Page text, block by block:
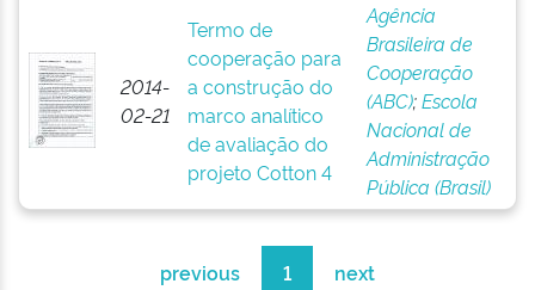
2014-
02-21
Termo de
cooperação para
a construção do
marco analítico
de avaliação do
projeto Cotton 4
Agência
Brasileira de
Cooperação
(ABC);Escola
Nacional de
Administração
Pública (Brasil)
previous 1 next